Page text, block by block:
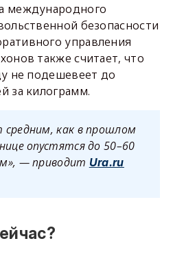
международного
безопасности
управления
также считает, что
не подешевеет до
за килограмм.
средним, как в прошлом
опустятся до 50–60
— приводит Ura.ru